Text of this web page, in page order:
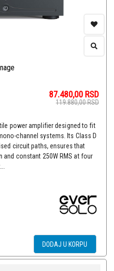
87.480,00 RSD
119.880,00RSD
power amplifier designed to fit
channel systems. Its Class D
circuit paths, ensures that
and constant 250W RMS at four
DODAJ U KORPU